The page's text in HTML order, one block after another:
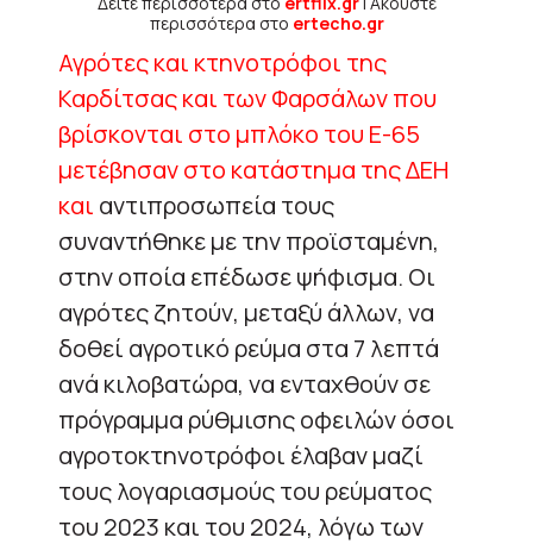
περισσότερα στο ertecho.gr
Αγρότες και κτηνοτρόφοι της
Καρδίτσας και των Φαρσάλων που
βρίσκονται στο μπλόκο του Ε-65
μετέβησαν στο κατάστημα της ΔΕΗ
και αντιπροσωπεία τους
συναντήθηκε με την προϊσταμένη,
στην οποία επέδωσε ψήφισμα. Οι
αγρότες ζητούν, μεταξύ άλλων, να
δοθεί αγροτικό ρεύμα στα 7 λεπτά
ανά κιλοβατώρα, να ενταχθούν σε
πρόγραμμα ρύθμισης οφειλών όσοι
αγροτοκτηνοτρόφοι έλαβαν μαζί
τους λογαριασμούς του ρεύματος
του 2023 και του 2024, λόγω των